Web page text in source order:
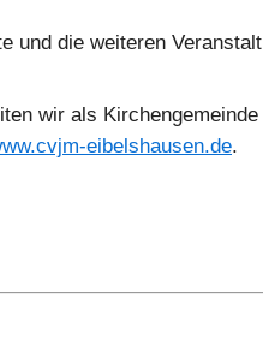
und die weiteren
wir als
eibelshausen.de.